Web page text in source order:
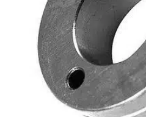
Про нас
Доставка та оплата
Повернення та обмін